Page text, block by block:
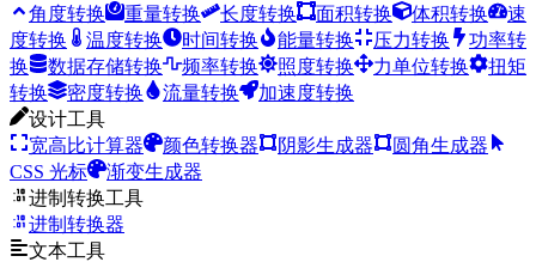
角度转换
重量转换 长度转换 面积转换 体积转换
速
度转换
温度转换 时间转换 能量转换 压力转换
功率转
换
数据存储转换 频率转换 照度转换 力单位转换
扭矩
转换
密度转换 流量转换
加速度转换
设计工具
宽高比计算器
颜色转换器 阴影生成器
圆角生成器
CSS 光标
渐变生成器
进制转换工具
进制转换器
文本工具